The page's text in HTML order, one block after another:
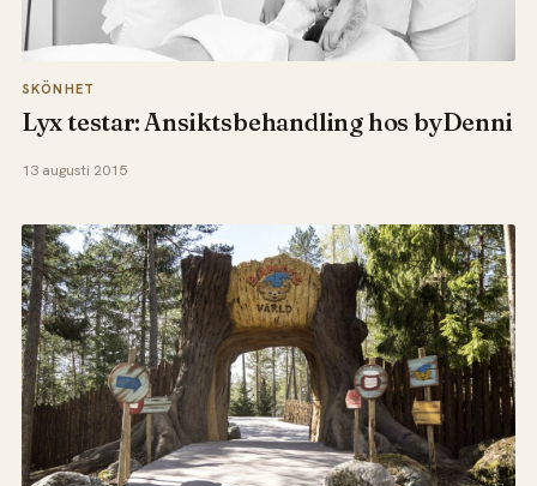
SKÖNHET
Lyx testar: Ansiktsbehandling hos byDenni
13 augusti 2015